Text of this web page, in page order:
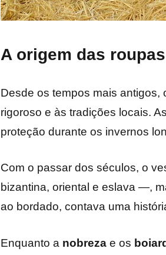
A origem das
Desde os tempos mais
rigoroso e às tradições locais.
proteção durante os invernos
Com o passar dos séculos, o
bizantina, oriental e eslava —,
ao bordado, contava uma
Enquanto a nobreza e os